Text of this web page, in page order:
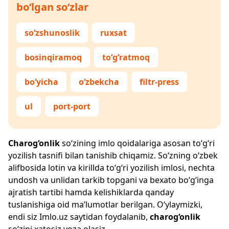
bo‘lgan so‘zlar
so‘zshunoslik ruxsat
bosinqiramoq to‘g‘ratmoq
bo‘yicha o‘zbekcha filtr-press
ul port-port
Charog‘onlikso‘zining imlo qoidalariga asosan to‘g‘ri
yozilish tasnifi bilan tanishib chiqamiz. So‘zning o‘zbek
alifbosida lotin va kirillda to‘g‘ri yozilish imlosi, nechta
undosh va unlidan tarkib topgani va bexato bo‘g‘inga
ajratish tartibi hamda kelishiklarda qanday
tuslanishiga oid ma’lumotlar berilgan. O‘ylaymizki,
endi siz Imlo.uz saytidan foydalanib, charog‘onlik